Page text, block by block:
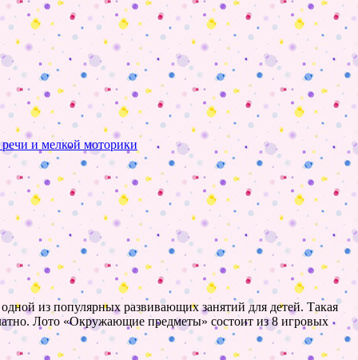
речи и мелкой моторики
одной из популярных развивающих занятий для детей. Такая
Лото «Окружающие предметы» состоит из 8 игровых